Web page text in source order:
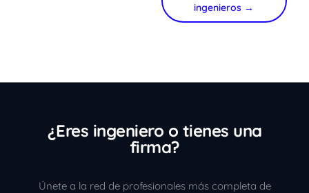
ingenieros →
¿Eres ingeniero o tienes una
firma?
Únete a la red de profesionales más completa de